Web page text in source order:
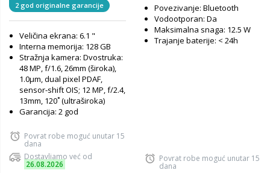
2 god originalne garancije
Veličina ekrana: 6.1 "
Interna memorija: 128 GB
Stražnja kamera: Dvostruka:
48 MP, f/1.6, 26mm (široka),
1.0µm, dual pixel PDAF,
sensor-shift OIS; 12 MP, f/2.4,
13mm, 120˚ (ultraširoka)
Garancija: 2 god
Povrat robe moguć unutar 15
dana
Dostavljamo već od
26.08.2026
Povezivanje: Bluetooth
Vodootporan: Da
Maksimalna snaga: 12.5 W
Trajanje baterije: < 24h
Povrat robe moguć unutar 15
dana